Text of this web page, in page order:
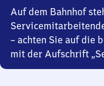
Auf dem Bahnhof
– achten Sie auf die
mit der Aufschrift